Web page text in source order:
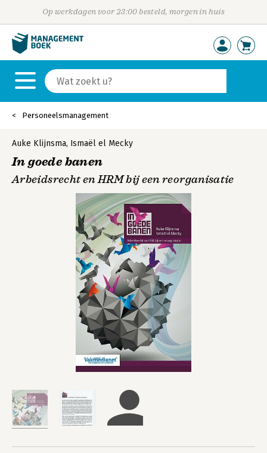
Op werkdagen voor 23:00 besteld, morgen in huis
Personeelsmanagement
Auke Klijnsma, Ismaël el Mecky
In goede banen
Arbeidsrecht en HRM bij een reorganisatie